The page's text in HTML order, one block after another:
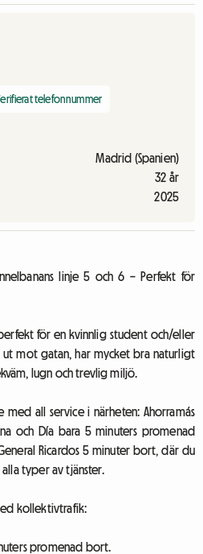
telefonnummer
Madrid (Spanien)
32 år
2025
linje 5 och 6 – Perfekt för
för en kvinnlig student och/eller
ut mot gatan, har mycket bra naturligt
lugn och trevlig miljö.
all service i närheten: Ahorramás
och Día bara 5 minuters promenad
Ricardos 5 minuter bort, där du
typer av tjänster.
kollektivtrafik:
promenad bort.